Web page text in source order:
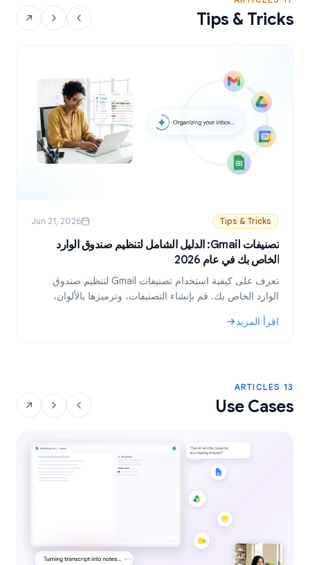
Tips & Tricks
Tips & Tricks
Jun 21, 2026
تصنيفات Gmail: الدليل الشامل لتنظيم صندوق الوارد
الخاص بك في عام 2026
تعرف على كيفية استخدام تصنيفات Gmail لتنظيم صندوق
الوارد الخاص بك. قم بإنشاء التصنيفات، وترميزها بالألوان،
أكثر كفاءة للبريد الإلكتروني.
اقرأ المزيد
: تصنيفات Gmail: الدليل الشامل لتنظيم صندوق الوارد الخاص بك في عام 2026
13 ARTICLES
Use Cases